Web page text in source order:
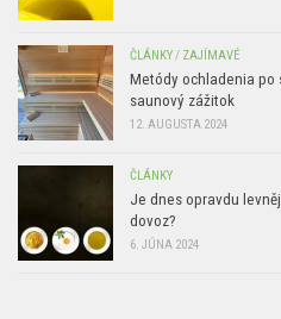
ČLÁNKY/ ZAJÍMAVÉ
Metódy ochladenia po
saunový zážitok
12. AUGUSTA 2024
ČLÁNKY
Je dnes opravdu
dovoz?
6. JÚNA 2024